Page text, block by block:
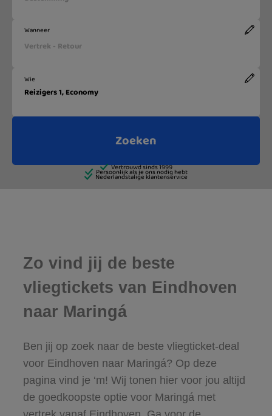
Zo vind jij de beste
vliegtickets van Eindhoven
naar Maringá
Ben jij op zoek naar de beste vliegticket-deal
voor Eindhoven naar Maringá? Op deze
pagina vind je ‘m! Wij tonen hier voor jou altijd
de goedkoopste optie voor Maringá met